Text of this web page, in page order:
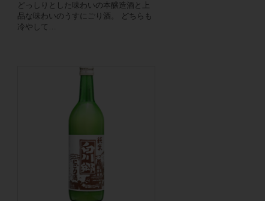
どっしりとした味わいの本醸造酒と上
品な味わいのうすにごり酒。 どちらも
冷やして…